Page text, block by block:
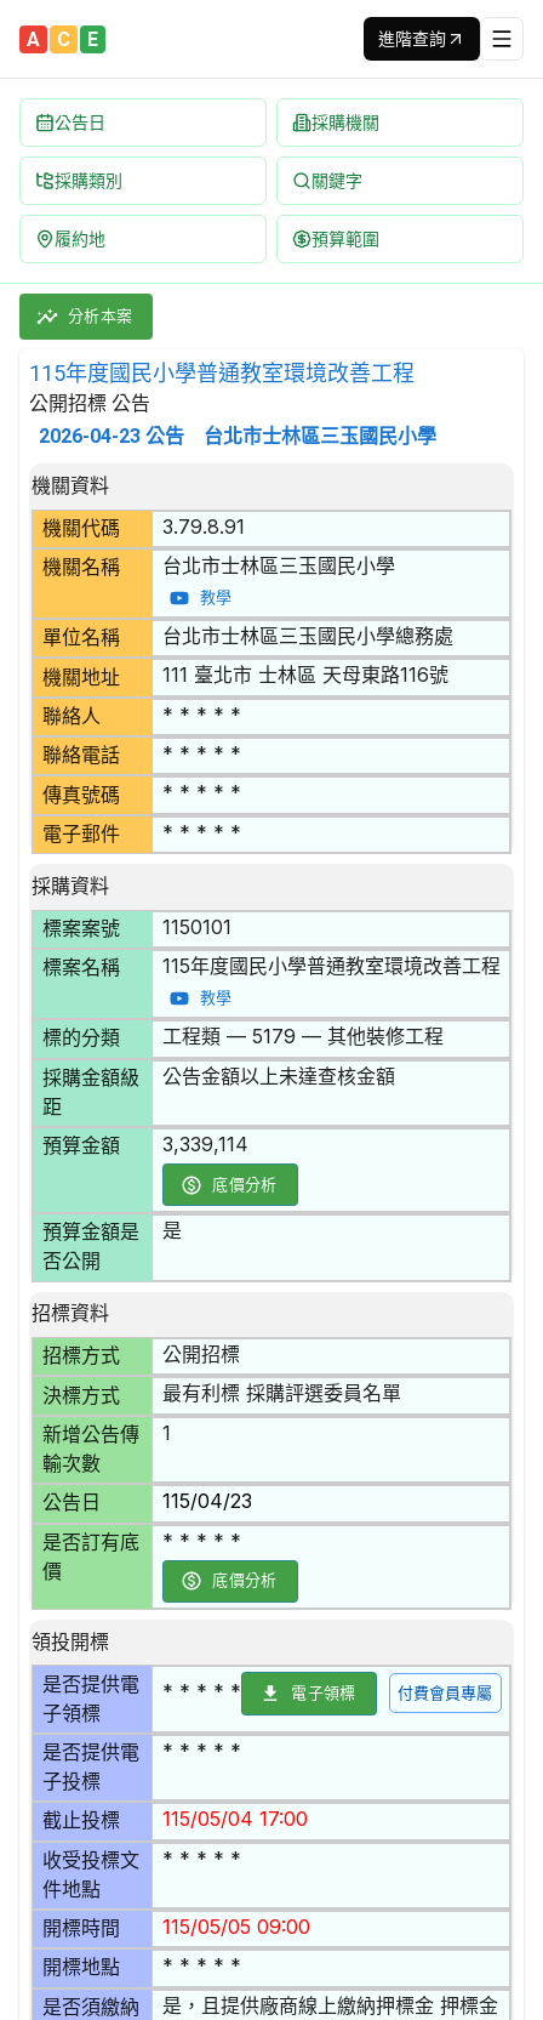
A C E 進階查詢
公告日 採購機關
採購類別 關鍵字
履約地 預算範圍
115年度國民小學普通教室環境改善工程 招標公告 | 案號：
採購類別：工程類 其他裝修工程 | 招標方式：公開招標 |
分析本案
115年度國民小學普通教室環境改善工程
公開招標 公告
2026-04-23 公告 台北市士林區三玉國民小學
招標公告詳細內容
機關資料
機關代碼
3.79.8.91
機關名稱 台北市士林區三玉國民小學
教學
單位名稱 台北市士林區三玉國民小學總務處
機關地址 111 臺北市 士林區 天母東路116號
聯絡人 * * * * *
聯絡電話 * * * * *
傳真號碼 * * * * *
電子郵件 * * * * *
採購資料
標案案號
1150101
標案名稱 115年度國民小學普通教室環境改善工程
教學
標的分類 工程類 — 5179 — 其他裝修工程
採購金額級
距
公告金額以上未達查核金額
預算金額 3,339,114
底價分析
預算金額是
否公開
是
招標資料
招標方式
公開招標
決標方式 最有利標 採購評選委員名單
新增公告傳
輸次數
1
公告日 115/04/23
是否訂有底
價
* * * * *
底價分析
領投開標
是否提供電
子領標
* * * * * 電子領標 付費會員專屬
是否提供電
子投標
* * * * *
截止投標 115/05/04 17:00
收受投標文
件地點
* * * * *
開標時間 115/05/05 09:00
開標地點 * * * * *
是否須繳納
是，且提供廠商線上繳納押標金 押標金